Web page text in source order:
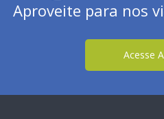
Aproveite para nos
Acesse